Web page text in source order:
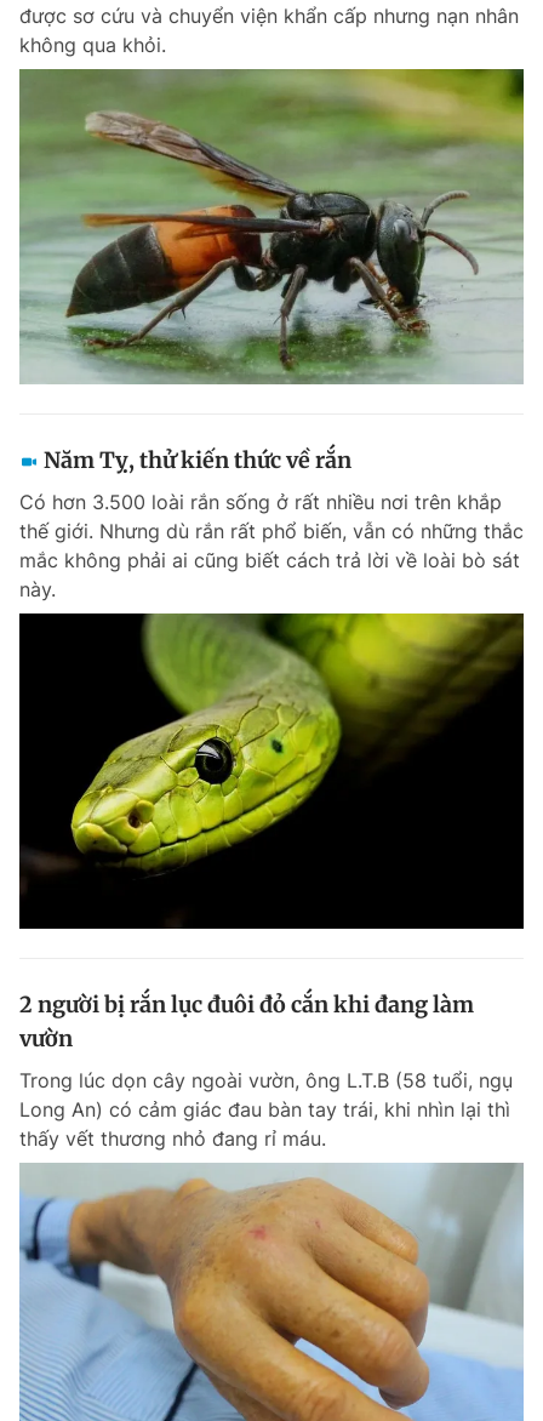
Đọc Thanh Niên trên điện thoại
Hotline
0906 645 777
Liên hệ quảng cáo
0908 780 404
Đặt báo Quảng cáo RSS Tòa soạn Chính sách bảo
Tổng biên tập: Nguyễn Ngọc Toàn
Tổng thư ký tòa soạn: Đức Trung
Giấy phép xuất bản số 110/GP - BTTTT cấp ngày 24.3.2020
© 2003-2026 Bản quyền thuộc về Báo Thanh Niên. Cấm sao chép
dưới mọi hình thức nếu không có sự chấp thuận bằng văn bản.
Phát triển bởi ePi Technologies, JSC.
được sơ cứu và chuyển viện khẩn cấp nhưng nạn nhân
không qua khỏi.
Năm Tỵ, thử kiến thức về rắn
Có hơn 3.500 loài rắn sống ở rất nhiều nơi trên khắp
thế giới. Nhưng dù rắn rất phổ biến, vẫn có những thắc
mắc không phải ai cũng biết cách trả lời về loài bò sát
này.
2 người bị rắn lục đuôi đỏ cắn khi đang làm
vườn
Trong lúc dọn cây ngoài vườn, ông L.T.B (58 tuổi, ngụ
Long An) có cảm giác đau bàn tay trái, khi nhìn lại thì
thấy vết thương nhỏ đang rỉ máu.